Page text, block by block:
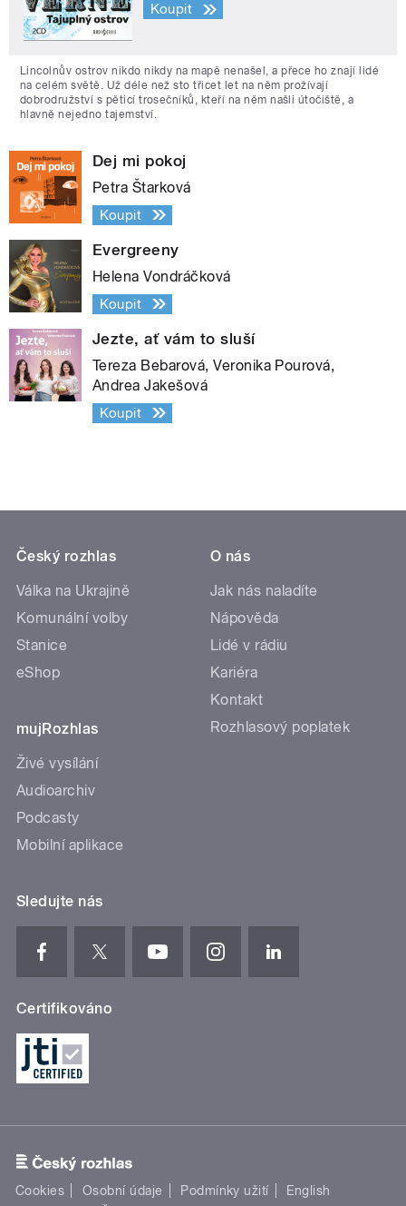
Koupit
Lincolnův ostrov nikdo nikdy na mapě nenašel, a přece ho znají lidé
na celém světě. Už déle než sto třicet let na něm prožívají
dobrodružství s pěticí trosečníků, kteří na něm našli útočiště, a
hlavně nejedno tajemství.
Dej mi pokoj
Petra Štarková
Koupit
Evergreeny
Helena Vondráčková
Koupit
Jezte, ať vám to sluší
Tereza Bebarová, Veronika Pourová,
Andrea Jakešová
Koupit
Český rozhlas
Válka na Ukrajině
Komunální volby
Stanice
eShop
mujRozhlas
Živé vysílání
Audioarchiv
Podcasty
Mobilní aplikace
O nás
Jak nás naladíte
Nápověda
Lidé v rádiu
Kariéra
Kontakt
Rozhlasový poplatek
Sledujte nás
Certifikováno
Cookies Osobní údaje Podmínky užití
English